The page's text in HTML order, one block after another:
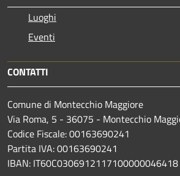
Luoghi
Eventi
CONTATTI
Comune di Montecchio Maggiore
Via Roma, 5 - 36075 - Montecchio
Codice Fiscale: 00163690241
Partita IVA: 00163690241
IBAN: IT60C0306912117100000046418